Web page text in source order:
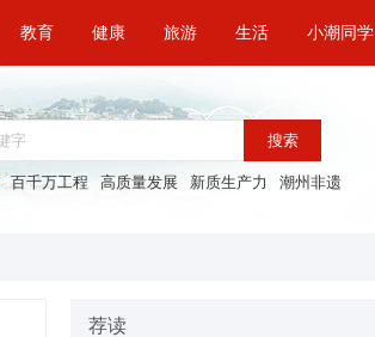
教育 健康 旅游 生活 小潮同学
搜索
百千万工程 高质量发展 新质生产力 潮州非遗
荐读